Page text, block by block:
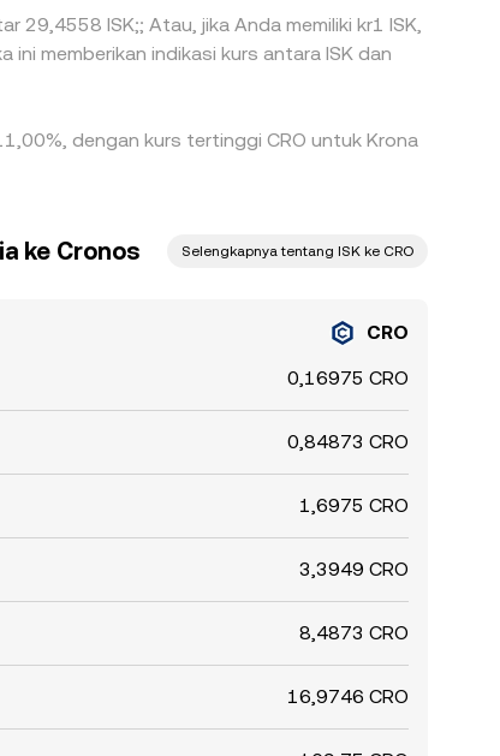
29,4558 ISK;; Atau, jika Anda memiliki kr1 ISK,
memberikan indikasi kurs antara ISK dan
dengan kurs tertinggi CRO untuk Krona
ke Cronos Selengkapnya tentang ISK ke CRO
CRO
0,16975 CRO
0,84873 CRO
1,6975 CRO
3,3949 CRO
8,4873 CRO
16,9746 CRO